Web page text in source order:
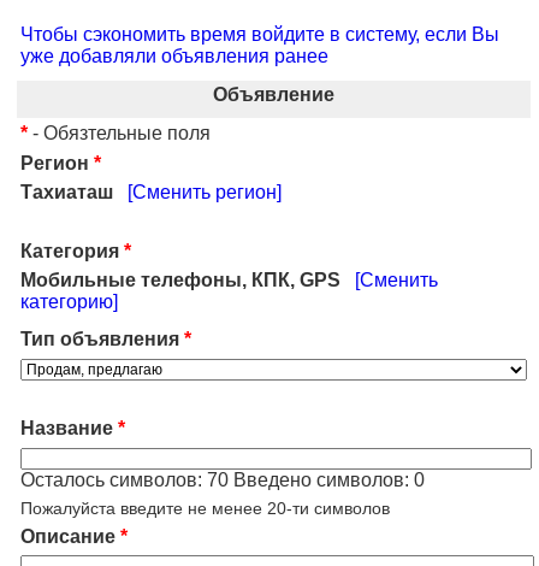
Чтобы сэкономить время войдите в систему, если Вы
уже добавляли объявления ранее
Объявление
* - Обязтельные поля
Регион *
Тахиаташ
[Сменить регион]
Категория *
Мобильные телефоны, КПК, GPS
[Сменить
категорию]
Тип объявления *
Название *
Осталось символов: 70 Введено символов: 0
Пожалуйста введите не менее 20-ти символов
Описание *